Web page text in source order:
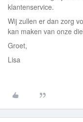
klantenservice.
Wij zullen er dan zorg
kan maken van onze
Groet,
Lisa